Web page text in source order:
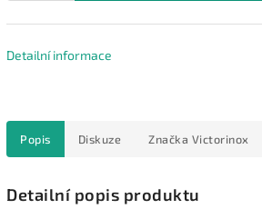
Detailní informace
Popis Diskuze Značka Victorinox
Detailní popis produktu